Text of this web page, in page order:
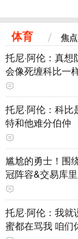
体育 焦
托尼·阿伦：真
会像死缠科比一
托尼·阿伦：科
特和他难分伯仲
尴尬的勇士！围
冠阵容&交易库
托尼·阿伦：我
蜜都在骂我 咱们